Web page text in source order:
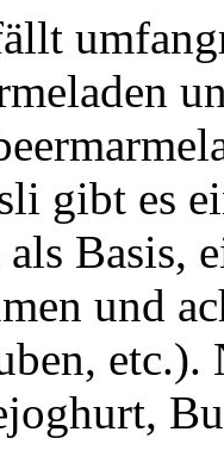
gibt es
Basis,
und